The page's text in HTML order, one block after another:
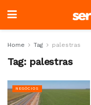
Home Tag palestras
Tag: palestras
NEGÓCIOS